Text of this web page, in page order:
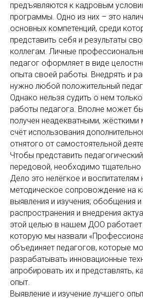
предъявляются к кадровым
программы. Одно из них – это
основных компетенций, среди
представить себя и результаты
коллегам. Личные
педагог оформляет в виде
опыта своей работы. Внедрять и
нужно любой положительный
Однако нельзя судить о нем
работы педагога. Вполне может
получен неадекватными, жёсткими
счёт использования
отнятого от самостоятельной
Чтобы представить
передовой, необходимо тщательно
Дело это нелёгкое и
методическое сопровождение на
выявления и изучения; обобщения и
распространения и внедрения
этой целью в нашем ДОО работает
которую мы назвали
объединяет педагогов, которые
разрабатывать инновационные
апробировать их и представлять,
опыт.
Выявление и изучение лучшего